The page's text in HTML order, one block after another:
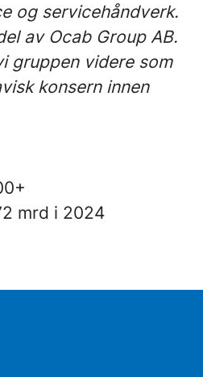
og servicehåndverk.
av Ocab Group AB.
gruppen videre som
konsern innen
mrd i 2024